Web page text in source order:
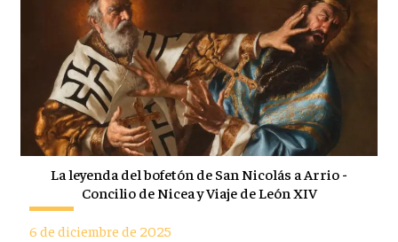
La leyenda del bofetón de San Nicolás a Arrio -
Concilio de Nicea y Viaje de León XIV
6 de diciembre de 2025